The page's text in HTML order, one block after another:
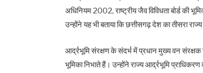
अधिनियम 2002, राष्ट्रीय जैव विविधता बोर्ड की
उन्होंने यह भी बताया कि छत्तीसगढ़ देश का तीसरा
आर्द्रभूमि संरक्षण के संदर्भ में प्रधान मुख्य वन
भूमिका निभाते हैं। उन्होंने राज्य आर्द्रभूमि